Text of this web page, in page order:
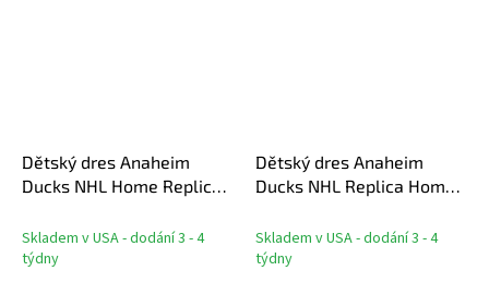
Dětský dres Anaheim
Ducks NHL Home Replica
Skladem v USA - dodání 3 - 4
týdny
Dětský dres Anaheim
Ducks NHL Replica Home
Skladem v USA - dodání 3 - 4
týdny